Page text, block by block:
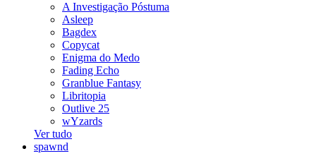
A Investigação Póstuma
Asleep
Bagdex
Copycat
Enigma do Medo
Fading Echo
Granblue Fantasy
Libritopia
Outlive 25
wYzards
Ver tudo
spawnd